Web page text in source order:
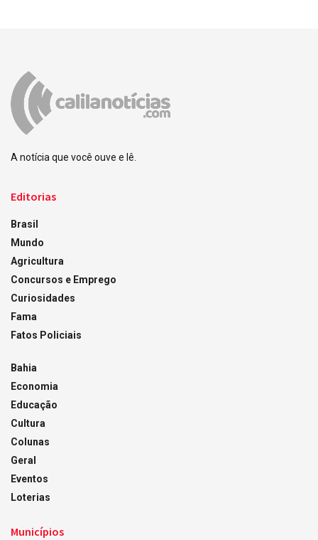
A notícia que você ouve e lê.
Editorias
Brasil
Mundo
Agricultura
Concursos e Emprego
Curiosidades
Fama
Fatos Policiais
Bahia
Economia
Educação
Cultura
Colunas
Geral
Eventos
Loterias
Municípios